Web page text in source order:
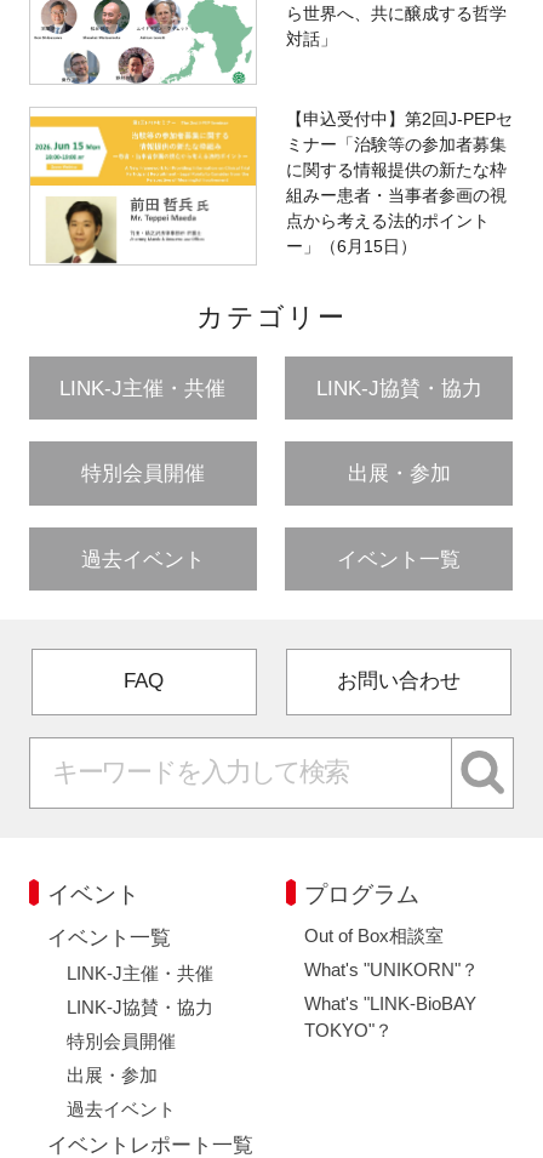
ら世界へ、共に醸成する哲学
対話」
【申込受付中】第2回J-PEPセ
ミナー「治験等の参加者募集
に関する情報提供の新たな枠
組みー患者・当事者参画の視
点から考える法的ポイント
ー」（6月15日）
カテゴリー
LINK-J主催・共催 LINK-J協賛・協力
特別会員開催 出展・参加
過去イベント イベント一覧
FAQ お問い合わせ
イベント
イベント一覧
LINK-J主催・共催
LINK-J協賛・協力
特別会員開催
出展・参加
過去イベント
イベントレポート一覧
プログラム
Out of Box相談室
What's "UNIKORN"？
What's "LINK-BioBAY
TOKYO"？